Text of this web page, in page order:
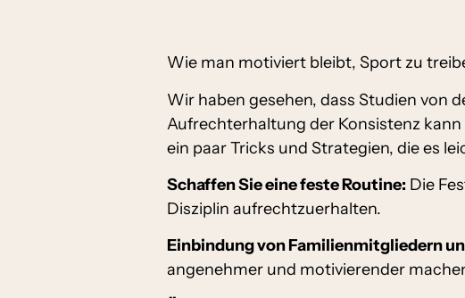
Wie man motiviert bleibt, Sport zu
Wir haben gesehen, dass Studien von
Aufrechterhaltung der Konsistenz
ein paar Tricks und Strategien, die es
Schaffen Sie eine feste Routine: Die
Disziplin aufrechtzuerhalten.
Einbindung von Familienmitgliedern
angenehmer und motivierender